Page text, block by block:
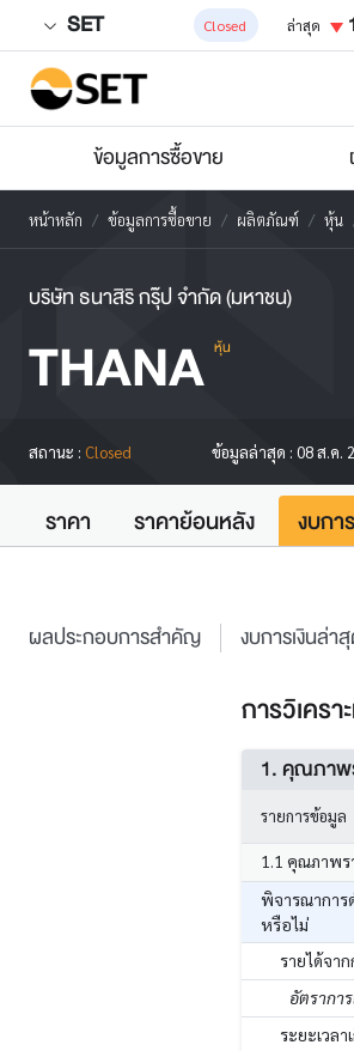
SET Closed ล่าสุด
ข้อมูลการซื้อขาย
หน้าหลัก ข้อมูลการซื้อขาย ผลิตภัณฑ์ หุ้น
บริษัท ธนาสิริ กรุ๊ป จำกัด (มหาชน)
THANA หุ้น
สถานะ : Closed ข้อมูลล่าสุด : 08 ส.ค.
ราคา ราคาย้อนหลัง งบกา
ผลประกอบการสำคัญ งบการเงินล่า
การวิเครา
1. คุณภาพ
รายการข้อมูล
1.1 คุณภาพร
พิจารณาการ
หรือไม่
รายได้จา
อัตรากา
ระยะเวล